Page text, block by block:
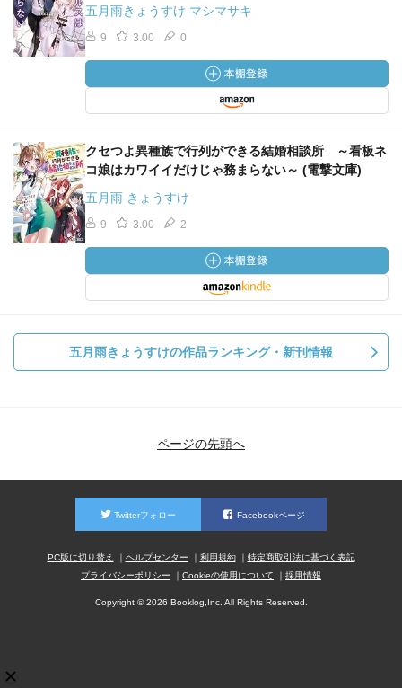
五月雨きょうすけ マシマサキ
9 3.00 0
クセつよ異種族で行列ができる結婚相談所 ～看板ネ
コ娘はカワイイだけじゃ務まらない～ (電撃文庫)
五月雨 きょうすけ
9 3.00 2
五月雨きょうすけの作品ランキング・新刊情報
ページの先頭へ
Twitterフォロー Facebookページ
PC版に切り替え ヘルプセンター 利用規約
特定商取引法に基づく表記
プライバシーポリシー
Cookieの使用について 採用情報
Copyright © 2026 Booklog,Inc. All Rights Reserved.